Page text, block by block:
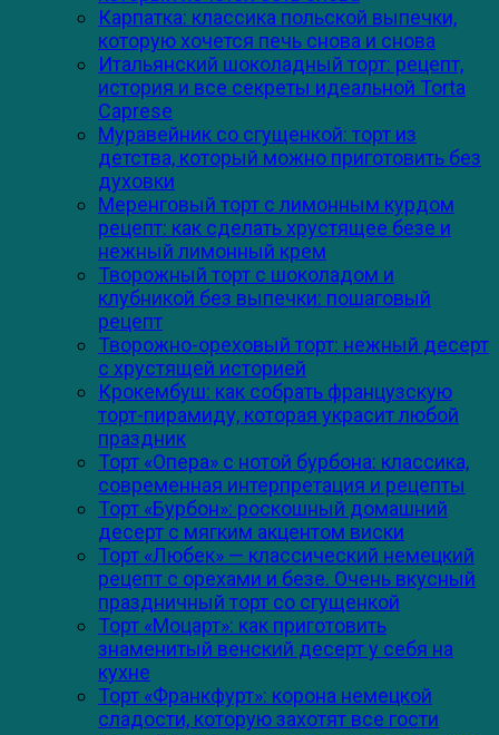
Карпатка: классика польской выпечки,
которую хочется печь снова и снова
Итальянский шоколадный торт: рецепт,
история и все секреты идеальной Torta
Caprese
Муравейник со сгущенкой: торт из
детства, который можно приготовить без
духовки
Меренговый торт с лимонным курдом
рецепт: как сделать хрустящее безе и
нежный лимонный крем
Творожный торт с шоколадом и
клубникой без выпечки: пошаговый
рецепт
Творожно-ореховый торт: нежный десерт
с хрустящей историей
Крокембуш: как собрать французскую
торт-пирамиду, которая украсит любой
праздник
Торт «Опера» с нотой бурбона: классика,
современная интерпретация и рецепты
Торт «Бурбон»: роскошный домашний
десерт с мягким акцентом виски
Торт «Любек» — классический немецкий
рецепт с орехами и безе. Очень вкусный
праздничный торт со сгущенкой
Торт «Моцарт»: как приготовить
знаменитый венский десерт у себя на
кухне
Торт «Франкфурт»: корона немецкой
сладости, которую захотят все гости